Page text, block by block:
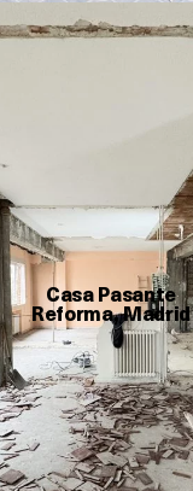
Casa Pasante
Reforma, Madrid